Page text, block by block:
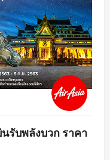
รับพลังบวก ราคา